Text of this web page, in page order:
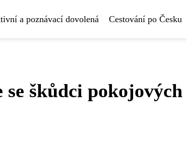
a poznávací dovolená Cestování po Česku
se škůdci